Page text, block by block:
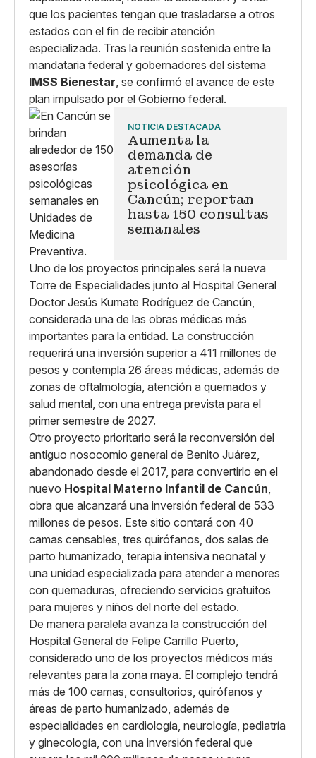
que los pacientes tengan que trasladarse a otros
estados con el fin de recibir atención
especializada. Tras la reunión sostenida entre la
mandataria federal y gobernadores del sistema
IMSS Bienestar, se confirmó el avance de este
plan impulsado por el Gobierno federal.
NOTICIA DESTACADA
Aumenta la
demanda de
atención
psicológica en
Cancún; reportan
hasta 150 consultas
semanales
Uno de los proyectos principales será la nueva
Torre de Especialidades junto al Hospital General
Doctor Jesús Kumate Rodríguez de Cancún,
considerada una de las obras médicas más
importantes para la entidad. La construcción
requerirá una inversión superior a 411 millones de
pesos y contempla 26 áreas médicas, además de
zonas de oftalmología, atención a quemados y
salud mental, con una entrega prevista para el
primer semestre de 2027.
Otro proyecto prioritario será la reconversión del
antiguo nosocomio general de Benito Juárez,
abandonado desde el 2017, para convertirlo en el
nuevo Hospital Materno Infantil de Cancún,
obra que alcanzará una inversión federal de 533
millones de pesos. Este sitio contará con 40
camas censables, tres quirófanos, dos salas de
parto humanizado, terapia intensiva neonatal y
una unidad especializada para atender a menores
con quemaduras, ofreciendo servicios gratuitos
para mujeres y niños del norte del estado.
De manera paralela avanza la construcción del
Hospital General de Felipe Carrillo Puerto,
considerado uno de los proyectos médicos más
relevantes para la zona maya. El complejo tendrá
más de 100 camas, consultorios, quirófanos y
áreas de parto humanizado, además de
especialidades en cardiología, neurología, pediatría
y ginecología, con una inversión federal que